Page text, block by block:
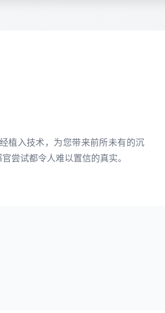
植入技术，为您带来前所未有的沉
尝试都令人难以置信的真实。